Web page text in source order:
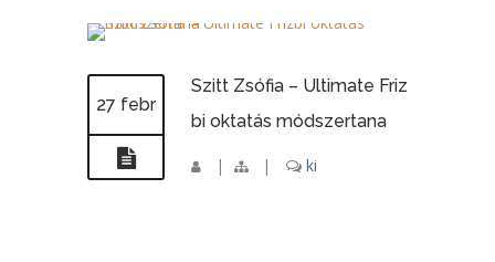
27 febr
Szitt Zsófia – Ultimate Friz
bi oktatás módszertana
| | ki